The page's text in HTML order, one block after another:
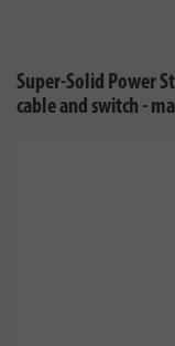
Super-Solid Power
cable and switch -